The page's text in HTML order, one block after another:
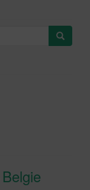
te
Belgie